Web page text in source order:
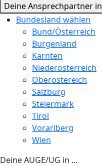
Deine Ansprechpartner in
Bundesland wählen
Bund/Österreich
Burgenland
Kärnten
Niederösterreich
Oberöstereich
Salzburg
Steiermark
Tirol
Vorarlberg
Wien
Deine AUGE/UG in ...